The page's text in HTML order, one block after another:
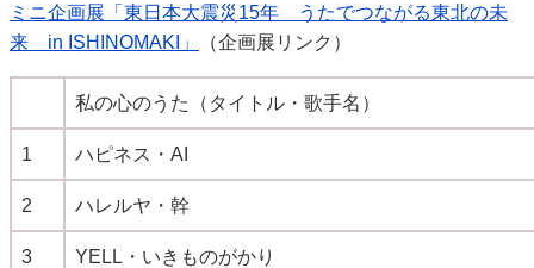
ミニ企画展「東日本大震災15年 うたでつながる東北の未
来 in ISHINOMAKI」
（企画展リンク）
私の心のうた（タイトル・歌手名）
1 ハピネス・AI
2 ハレルヤ・幹
3 YELL・いきものがかり